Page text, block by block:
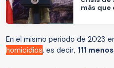
más que
En el mismo periodo de 2023
homicidios, es decir, 111